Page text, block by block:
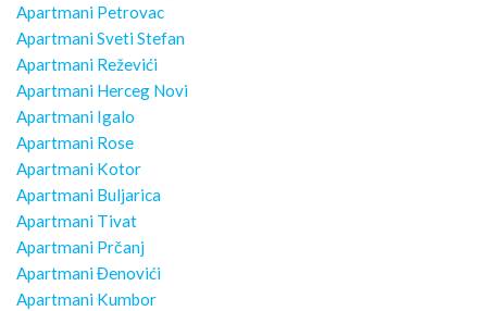
Apartmani Petrovac
Apartmani Sveti Stefan
Apartmani Reževići
Apartmani Herceg Novi
Apartmani Igalo
Apartmani Rose
Apartmani Kotor
Apartmani Buljarica
Apartmani Tivat
Apartmani Prčanj
Apartmani Đenovići
Apartmani Kumbor